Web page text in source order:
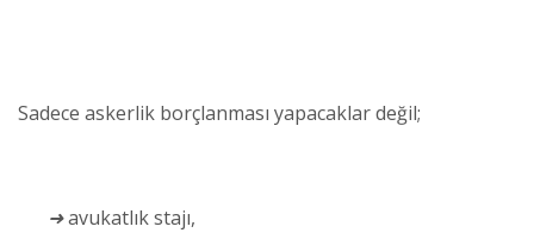
Sadece askerlik borçlanması yapacaklar değil;
➜avukatlık stajı,